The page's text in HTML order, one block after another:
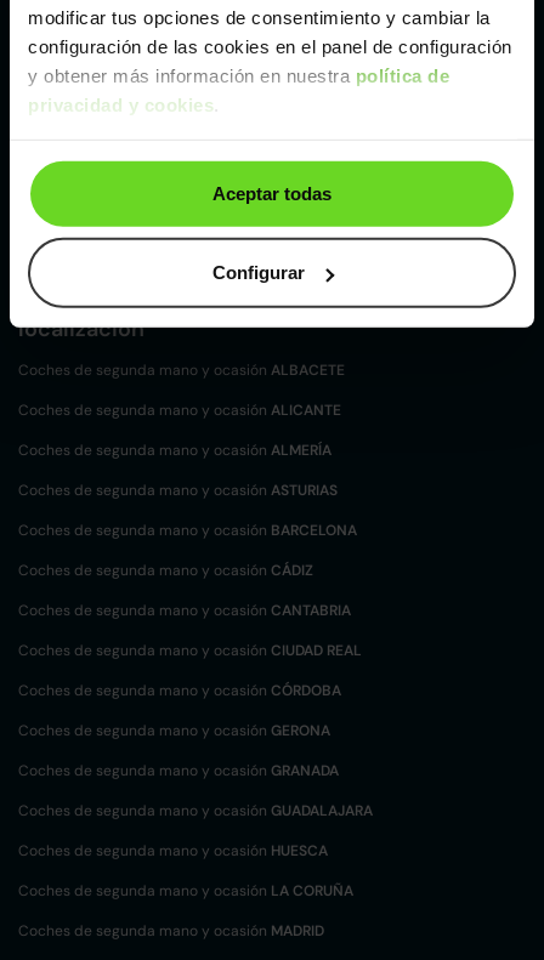
modificar tus opciones de consentimiento y cambiar la
configuración de las cookies en el panel de configuración
y obtener más información en nuestra política de
privacidad y cookies.
Aceptar todas
Configurar
Valencia
Zaragoza
Ver MINI Mini de segunda mano y ocasión
MINI Mini de segunda mano y ocasión
Coches desegunda mano y ocasión por
localización
Coches de segunda mano y ocasión ALBACETE
Coches de segunda mano y ocasión ALICANTE
Coches de segunda mano y ocasión ALMERÍA
Coches de segunda mano y ocasión ASTURIAS
Coches de segunda mano y ocasión BARCELONA
Coches de segunda mano y ocasión CÁDIZ
Coches de segunda mano y ocasión CANTABRIA
Coches de segunda mano y ocasión CIUDAD REAL
Coches de segunda mano y ocasión CÓRDOBA
Coches de segunda mano y ocasión GERONA
Coches de segunda mano y ocasión GRANADA
Coches de segunda mano y ocasión GUADALAJARA
Coches de segunda mano y ocasión HUESCA
Coches de segunda mano y ocasión LA CORUÑA
Coches de segunda mano y ocasión MADRID